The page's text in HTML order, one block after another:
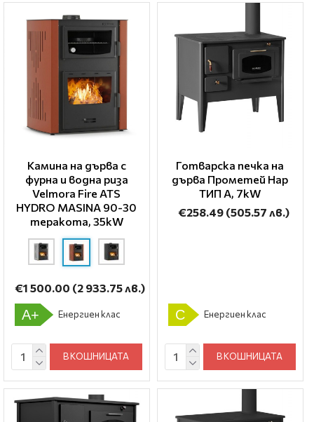
Камина на дърва с
фурна и водна риза
Velmora Fire ATS
HYDRO ΜΑSΙΝΑ 90-30
теракота, 35kW
€1 500.00 (2 933.75 лв.)
A+ Енергиен клас
В КОШНИЦАТА
Готварска печка на
дърва Прометей Нар
ТИП A, 7kW
€258.49 (505.57 лв.)
C Енергиен клас
В КОШНИЦАТА